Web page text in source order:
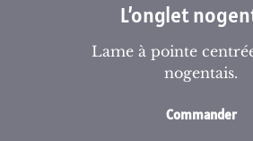
L’onglet
Lame à pointe
nogentais.
Commander